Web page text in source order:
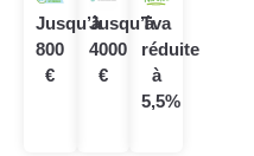
Jusqu’à
800
€
Jusqu’à
4000
€
Tva
réduite
à
5,5%